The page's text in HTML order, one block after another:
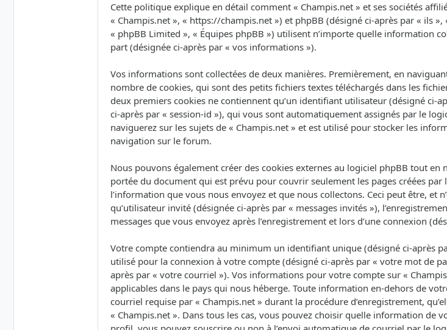
Cette politique explique en détail comment « Champis.net » et ses sociétés
« Champis.net », « https://champis.net ») et phpBB (désigné ci-après par « ils
« phpBB Limited », « Équipes phpBB ») utilisent n’importe quelle information
part (désignée ci-après par « vos informations »).
Vos informations sont collectées de deux manières. Premièrement, en
nombre de cookies, qui sont des petits fichiers textes téléchargés dans les
deux premiers cookies ne contiennent qu’un identifiant utilisateur (désigné ci-
ci-après par « session-id »), qui vous sont automatiquement assignés par le
naviguerez sur les sujets de « Champis.net » et est utilisé pour stocker les
navigation sur le forum.
Nous pouvons également créer des cookies externes au logiciel phpBB tout
portée du document qui est prévu pour couvrir seulement les pages créées
l’information que vous nous envoyez et que nous collectons. Ceci peut être, et
qu’utilisateur invité (désignée ci-après par « messages invités »),
messages que vous envoyez après l’enregistrement et lors d’une connexion
Votre compte contiendra au minimum un identifiant unique (désigné ci-après
utilisé pour la connexion à votre compte (désigné ci-après par « votre mot de
après par « votre courriel »). Vos informations pour votre compte sur «
applicables dans le pays qui nous héberge. Toute information en-dehors de
courriel requise par « Champis.net » durant la procédure d’enregistrement,
« Champis.net ». Dans tous les cas, vous pouvez choisir quelle information de